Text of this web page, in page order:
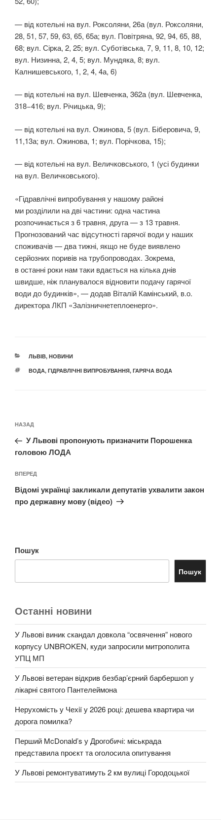
— від котельні на вул. Роксоляни, 26а (вул. Роксоляни,
28, 51, 57, 59, 63, 65, 65а; вул. Повітряна, 92, 94, 65, 88,
68; вул. Сірка, 2, 25; вул. Суботівська, 7, 9, 11, 8, 10, 12;
вул. Низинна, 2, 4, 5; вул. Мундяка, 8; вул.
Калнишевського, 1, 2, 4, 4а, 6)
— від котельні на вул. Шевченка, 362а (вул. Шевченка,
318−416; вул. Річицька, 9);
— від котельні на вул. Ожинова, 5 (вул. Біберовича, 9,
11,13а; вул. Ожинова, 1; вул. Порічкова, 15);
— від котельні на вул. Величковського, 1 (усі будинки
на вул. Величковського).
«Гідравлічні випробування у нашому районі
ми розділили на дві частини: одна частина
розпочинається з 6 травня, друга — з 13 травня.
Прогнозований час відсутності гарячої води у наших
споживачів — два тижні, якщо не буде виявлено
серйозних поривів на трубопроводах. Зокрема,
в останні роки нам таки вдається на кілька днів
швидше, ніж планувалося відновити подачу гарячої
води до будинків», — додав Віталій Камінський, в.о.
директора ЛКП «Залізничнетеплоенерго».
КАТЕГОРІЇ
ЛЬВІВ, НОВИНИ
ПОЗНАЧКИ
ВОДА, ГІДРАВЛІЧНІ ВИПРОБУВАННЯ, ГАРЯЧА ВОДА
записів
Попередній
запис:
НАЗАД
У Львові пропонують призначити Порошенка
головою ЛОДА
Наступний
запис
ВПЕРЕД
Відомі українці закликали депутатів ухвалити закон
про державну мову (відео)
Пошук
Пошук
Останні новини
У Львові виник скандал довкола “освячення” нового
корпусу UNBROKEN, куди запросили митрополита
УПЦ МП
У Львові ветеран відкрив безбар’єрний барбершоп у
лікарні святого Пантелеймона
Нерухомість у Чехії у 2026 році: дешева квартира чи
дорога помилка?
Перший McDonald’s у Дрогобичі: міськрада
представила проєкт та оголосила опитування
У Львові ремонтуватимуть 2 км вулиці Городоцької